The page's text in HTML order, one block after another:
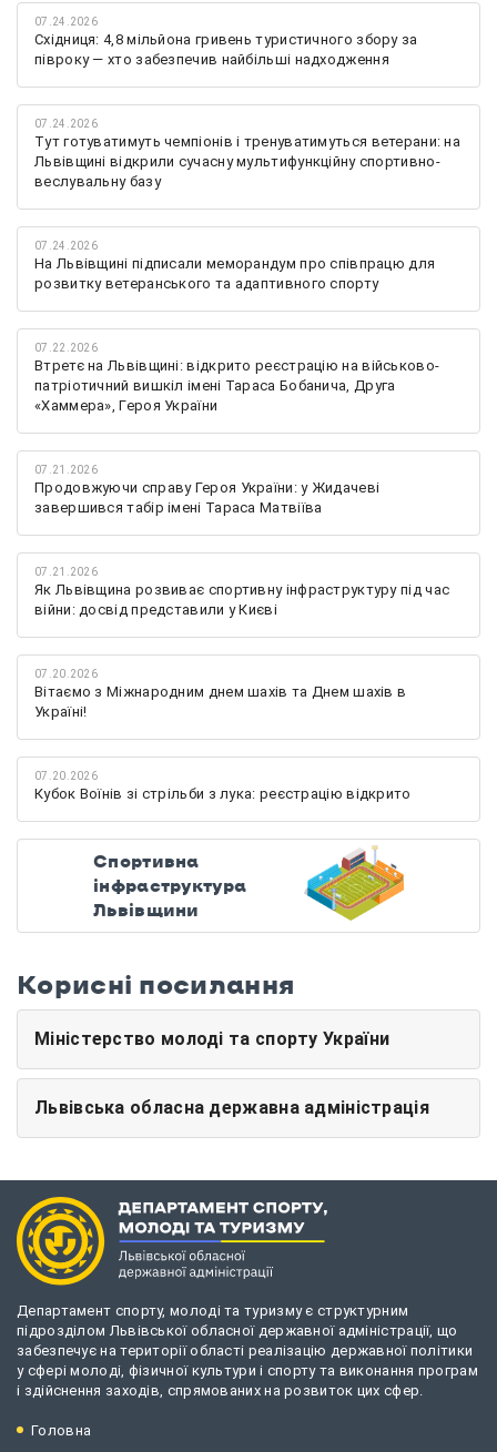
07.24.2026
Східниця: 4,8 мільйона гривень туристичного збору за
півроку — хто забезпечив найбільші надходження
07.24.2026
Тут готуватимуть чемпіонів і тренуватимуться ветерани: на
Львівщині відкрили сучасну мультифункційну спортивно-
веслувальну базу
07.24.2026
На Львівщині підписали меморандум про співпрацю для
розвитку ветеранського та адаптивного спорту
07.22.2026
Втретє на Львівщині: відкрито реєстрацію на військово-
патріотичний вишкіл імені Тараса Бобанича, Друга
«Хаммера», Героя України
07.21.2026
Продовжуючи справу Героя України: у Жидачеві
завершився табір імені Тараса Матвіїва
07.21.2026
Як Львівщина розвиває спортивну інфраструктуру під час
війни: досвід представили у Києві
07.20.2026
Вітаємо з Міжнародним днем шахів та Днем шахів в
Україні!
07.20.2026
Кубок Воїнів зі стрільби з лука: реєстрацію відкрито
Спортивна
інфраструктура
Львівщини
Корисні посилання
Міністерство молоді та спорту України
Львівська обласна державна адміністрація
Департамент спорту, молоді та туризму є структурним
підрозділом Львівської обласної державної адміністрації, що
забезпечує на території області реалізацію державної політики
у сфері молоді, фізичної культури і спорту та виконання програм
і здійснення заходів, спрямованих на розвиток цих сфер.
Головна